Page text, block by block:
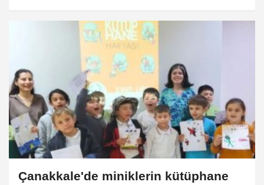
Çanakkale'de miniklerin kütüphane